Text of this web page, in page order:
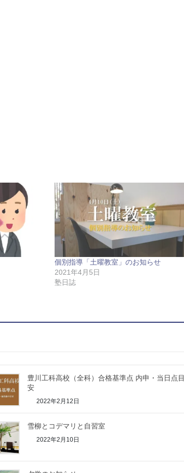
個別指導「土曜教室」のお知らせ
2021年4月5日
塾日誌
豊川工科高校（全科）合格基準点 内申・当日点目
安
2022年2月12日
雪柳とコデマリと自習室
2022年2月10日